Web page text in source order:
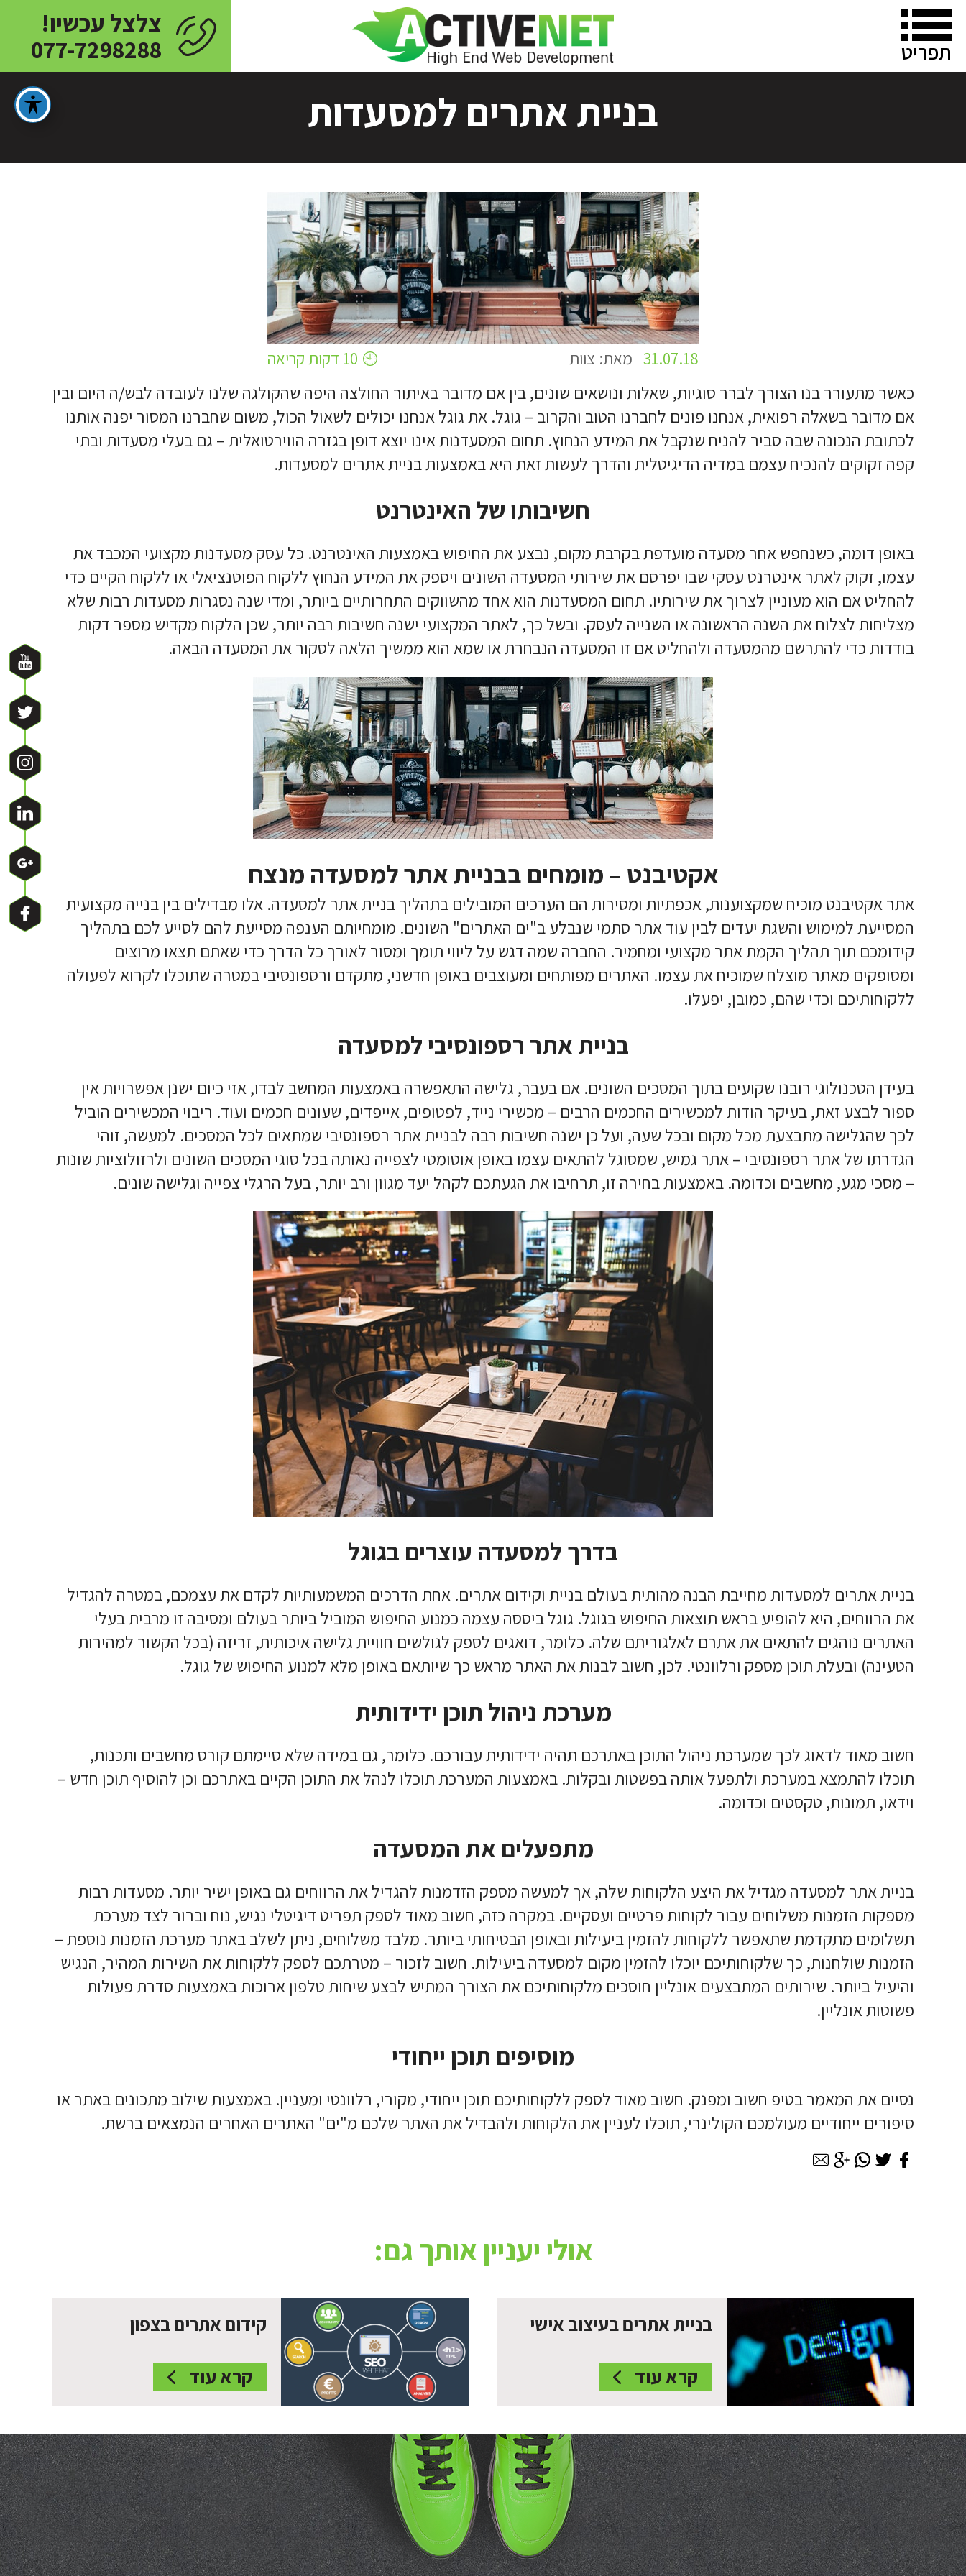
תפריט
צלצל עכשיו!
077-7298288
בניית אתרים למסעדות
31.07.18 מאת: צוות 10 דקות קריאה
כאשר מתעורר בנו הצורך לברר סוגיות, שאלות ונושאים שונים, בין אם מדובר באיתור החולצה היפה שהקולגה שלנו לעובדה לבש/ה היום ובין
אם מדובר בשאלה רפואית, אנחנו פונים לחברנו הטוב והקרוב – גוגל. את גוגל אנחנו יכולים לשאול הכול, משום שחברנו המסור יפנה אותנו
לכתובת הנכונה שבה סביר להניח שנקבל את המידע הנחוץ. תחום המסעדנות אינו יוצא דופן בגזרה הווירטואלית – גם בעלי מסעדות ובתי
קפה זקוקים להנכיח עצמם במדיה הדיגיטלית והדרך לעשות זאת היא באמצעות בניית אתרים למסעדות.
חשיבותו של האינטרנט
באופן דומה, כשנחפש אחר מסעדה מועדפת בקרבת מקום, נבצע את החיפוש באמצעות האינטרנט. כל עסק מסעדנות מקצועי המכבד את
עצמו, זקוק לאתר אינטרנט עסקי שבו יפרסם את שירותי המסעדה השונים ויספק את המידע הנחוץ ללקוח הפוטנציאלי או ללקוח הקיים כדי
להחליט אם הוא מעוניין לצרוך את שירותיו. תחום המסעדנות הוא אחד מהשווקים התחרותיים ביותר, ומדי שנה נסגרות מסעדות רבות שלא
מצליחות לצלוח את השנה הראשונה או השנייה לעסק. ובשל כך, לאתר המקצועי ישנה חשיבות רבה יותר, שכן הלקוח מקדיש מספר דקות
בודדות כדי להתרשם מהמסעדה ולהחליט אם זו המסעדה הנבחרת או שמא הוא ממשיך הלאה לסקור את המסעדה הבאה.
אקטיבנט – מומחים בבניית אתר למסעדה מנצח
אתר אקטיבנט מוכיח שמקצוענות, אכפתיות ומסירות הם הערכים המובילים בתהליך בניית אתר למסעדה. אלו מבדילים בין בנייה מקצועית
המסייעת למימוש והשגת יעדים לבין עוד אתר סתמי שנבלע ב"ים האתרים" השונים. מומחיותם הענפה מסייעת להם לסייע לכם בתהליך
קידומכם תוך תהליך הקמת אתר מקצועי ומחמיר. החברה שמה דגש על ליווי תומך ומסור לאורך כל הדרך כדי שאתם תצאו מרוצים
ומסופקים מאתר מוצלח שמוכיח את עצמו. האתרים מפותחים ומעוצבים באופן חדשני, מתקדם ורספונסיבי במטרה שתוכלו לקרוא לפעולה
ללקוחותיכם וכדי שהם, כמובן, יפעלו.
בניית אתר רספונסיבי למסעדה
בעידן הטכנולוגי רובנו שקועים בתוך המסכים השונים. אם בעבר, גלישה התאפשרה באמצעות המחשב לבדו, אזי כיום ישנן אפשרויות אין
ספור לבצע זאת, בעיקר הודות למכשירים החכמים הרבים – מכשירי נייד, לפטופים, אייפדים, שעונים חכמים ועוד. ריבוי המכשירים הוביל
לכך שהגלישה מתבצעת מכל מקום ובכל שעה, ועל כן ישנה חשיבות רבה לבניית אתר רספונסיבי שמתאים לכל המסכים. למעשה, זוהי
הגדרתו של אתר רספונסיבי – אתר גמיש, שמסוגל להתאים עצמו באופן אוטומטי לצפייה נאותה בכל סוגי המסכים השונים ולרזולוציות שונות
– מסכי מגע, מחשבים וכדומה. באמצעות בחירה זו, תרחיבו את הגעתכם לקהל יעד מגוון ורב יותר, בעל הרגלי צפייה וגלישה שונים.
בדרך למסעדה עוצרים בגוגל
בניית אתרים למסעדות מחייבת הבנה מהותית בעולם בניית וקידום אתרים. אחת הדרכים המשמעותיות לקדם את עצמכם, במטרה להגדיל
את הרווחים, היא להופיע בראש תוצאות החיפוש בגוגל. גוגל ביססה עצמה כמנוע החיפוש המוביל ביותר בעולם ומסיבה זו מרבית בעלי
האתרים נוהגים להתאים את אתרם לאלגוריתם שלה. כלומר, דואגים לספק לגולשים חוויית גלישה איכותית, זריזה (בכל הקשור למהירות
הטעינה) ובעלת תוכן מספק ורלוונטי. לכן, חשוב לבנות את האתר מראש כך שיותאם באופן מלא למנוע החיפוש של גוגל.
מערכת ניהול תוכן ידידותית
חשוב מאוד לדאוג לכך שמערכת ניהול התוכן באתרכם תהיה ידידותית עבורכם. כלומר, גם במידה שלא סיימתם קורס מחשבים ותכנות,
תוכלו להתמצא במערכת ולתפעל אותה בפשטות ובקלות. באמצעות המערכת תוכלו לנהל את התוכן הקיים באתרכם וכן להוסיף תוכן חדש –
וידאו, תמונות, טקסטים וכדומה.
מתפעלים את המסעדה
בניית אתר למסעדה מגדיל את היצע הלקוחות שלה, אך למעשה מספק הזדמנות להגדיל את הרווחים גם באופן ישיר יותר. מסעדות רבות
מספקות הזמנות משלוחים עבור לקוחות פרטיים ועסקיים. במקרה כזה, חשוב מאוד לספק תפריט דיגיטלי נגיש, נוח וברור לצד מערכת
תשלומים מתקדמת שתאפשר ללקוחות להזמין ביעילות ובאופן הבטיחותי ביותר. מלבד משלוחים, ניתן לשלב באתר מערכת הזמנות נוספת –
הזמנות שולחנות, כך שלקוחותיכם יוכלו להזמין מקום למסעדה ביעילות. חשוב לזכור – מטרתכם לספק ללקוחות את השירות המהיר, הנגיש
והיעיל ביותר. שירותים המתבצעים אונליין חוסכים מלקוחותיכם את הצורך המתיש לבצע שיחות טלפון ארוכות באמצעות סדרת פעולות
פשוטות אונליין.
מוסיפים תוכן ייחודי
נסיים את המאמר בטיפ חשוב ומפנק. חשוב מאוד לספק ללקוחותיכם תוכן ייחודי, מקורי, רלוונטי ומעניין. באמצעות שילוב מתכונים באתר או
סיפורים ייחודיים מעולמכם הקולינרי, תוכלו לעניין את הלקוחות ולהבדיל את האתר שלכם מ"ים" האתרים האחרים הנמצאים ברשת.
אולי יעניין אותך גם:
בניית אתרים בעיצוב אישי
קרא עוד
קידום אתרים בצפון
קרא עוד
על מנת שנכין את ההצעה המתאימה ביותר עבורך, נשמח לפרטים נוספים:
לפני שאנחנו יוצרים איתך קשר טלפוני בנוגע לבניית האתר הבא שלך, נשמח לקבל ממך כמה פרטים נוספים שיעזרו לנו להבין את הצרכים